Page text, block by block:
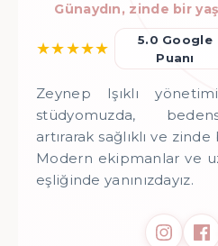
Günaydın, zinde bir
★★★★★
5.0 Google
Puanı
Zeynep Işıklı
stüdyomuzda,
artırarak sağlıklı ve
Modern ekipmanlar ve
eşliğinde yanınızdayız.